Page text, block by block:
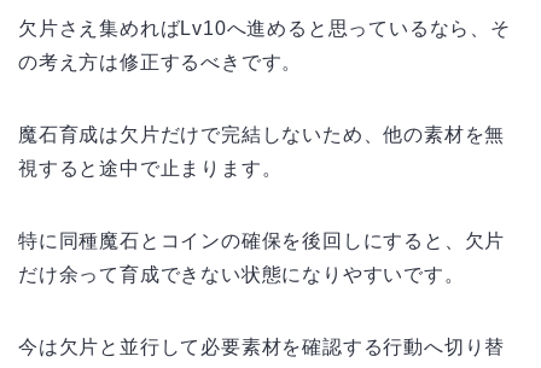
欠片さえ集めればLv10へ進めると思っているなら、そ
の考え方は修正するべきです。
魔石育成は欠片だけで完結しないため、他の素材を無
視すると途中で止まります。
特に同種魔石とコインの確保を後回しにすると、欠片
だけ余って育成できない状態になりやすいです。
今は欠片と並行して必要素材を確認する行動へ切り替